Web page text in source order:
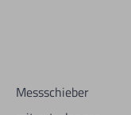
Messschieber